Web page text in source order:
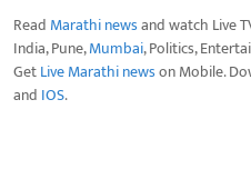
Read Marathi newsand watch Live
India, Pune,Mumbai, Politics,
GetLive Marathi newson Mobile.
and IOS.